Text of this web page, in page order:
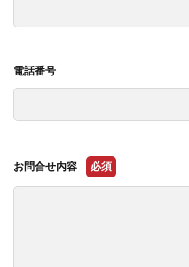
電話番号
お問合せ内容 必須